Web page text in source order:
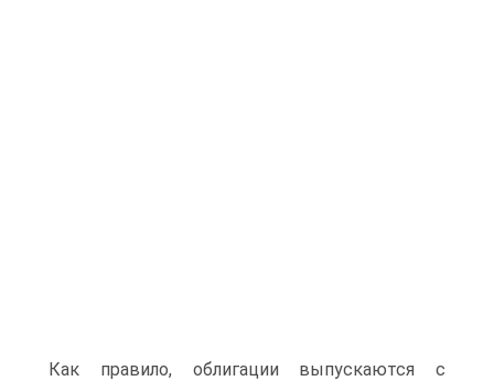
Как правило, облигации выпускаются с